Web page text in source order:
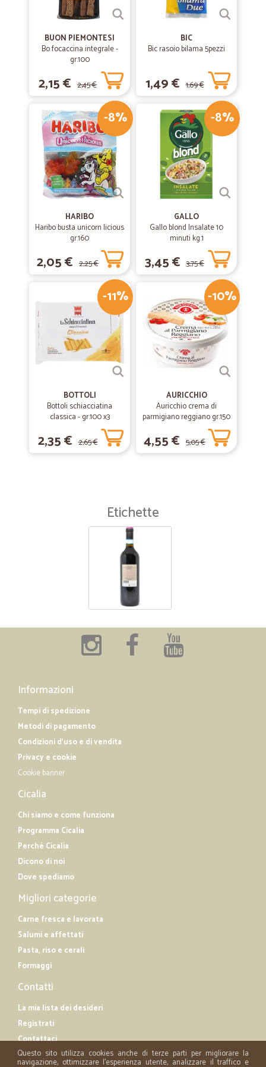
BUON PIEMONTESI
Bo focaccina integrale -
gr.100
2,15 € 2,45 €
BIC
Bic rasoio bilama 5pezzi
1,49 € 1,69 €
-8%
HARIBO
Haribo busta unicorn licious
gr.160
2,05 € 2,25 €
-8%
GALLO
Gallo blond Insalate 10
minuti kg.1
3,45 € 3,75 €
-11%
BOTTOLI
Bottoli schiacciatina
classica - gr.100 x3
2,35 € 2,65 €
-10%
AURICCHIO
Auricchio crema di
parmigiano reggiano gr.150
4,55 € 5,05 €
Etichette
Informazioni
Tempi di spedizione
Metodi di pagamento
Condizioni d'uso e di vendita
Privacy e cookie
Cookie banner
Cicalia
Chi siamo e come funziona
Programma Cicalia
Perché Cicalia
Dicono di noi
Dove spediamo
Migliori categorie
Carne fresca e lavorata
Salumi e affettati
Pasta, riso e cerali
Formaggi
Contatti
La mia lista dei desideri
Registrati
Contattaci
Questo sito utilizza cookies anche di terze parti per migliorare la
navigazione, ottimizzare l'esperienza utente, analizzare il traffico e